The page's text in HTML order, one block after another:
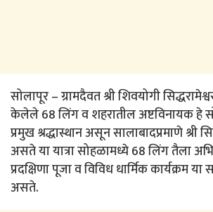
सोलापूर – ग्रामदैवत श्री शिवयोगी
केलेले 68 लिंग व शहरातील अष्टविनायक हे
प्रमुख श्रद्धास्थान असून सालाबादप्रमाणे श्री
असते या यात्रा सोहळामध्ये 68 लिंग तैला
प्रदक्षिणा पूजा व विविध धार्मिक कार्यक्रम
असते.